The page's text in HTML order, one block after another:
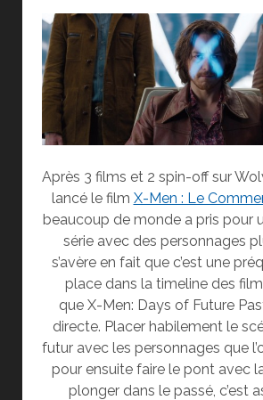
Après 3 films et 2 spin-off sur
lancé le film X-Men : Le
beaucoup de monde a pris pour
série avec des personnages
s’avère en fait que c’est une
place dans la timeline des
que X-Men: Days of Future
directe. Placer habilement le
futur avec les personnages que
pour ensuite faire le pont avec
plonger dans le passé, c’est